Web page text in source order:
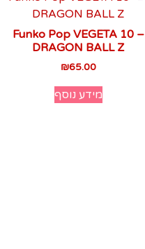
Funko Pop VEGETA 10 –
DRAGON BALL Z
₪65.00
מידע נוסף